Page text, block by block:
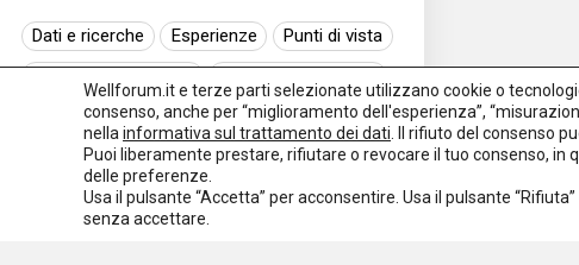
Dati e ricerche Esperienze
Punti di vista
Normativa europea
Rassegna normativa
I seminari di Welforum
Eventi
Spazio ai promotori
Wellforum.it e terze parti selezionate utilizzano cookie o
consenso, anche per “miglioramento dell'esperienza”,
nella informativa sul trattamento dei dati . Il rifiuto del consenso
Puoi liberamente prestare, rifiutare o revocare il tuo consenso, in
delle preferenze.
Usa il pulsante “Accetta” per acconsentire. Usa il pulsante
senza accettare.